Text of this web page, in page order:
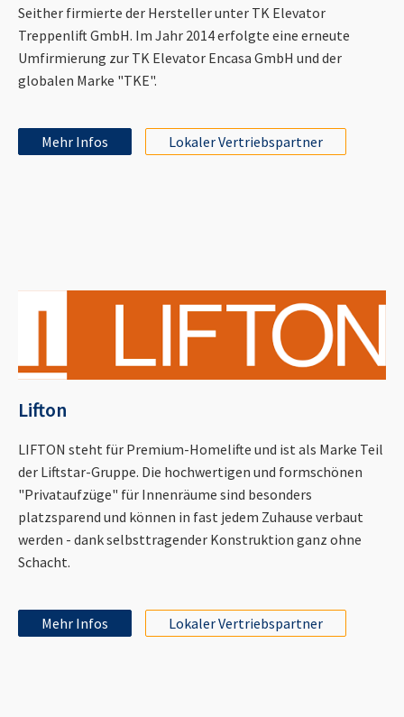
Seither firmierte der Hersteller unter TK Elevator
Treppenlift GmbH. Im Jahr 2014 erfolgte eine erneute
Umfirmierung zur TK Elevator Encasa GmbH und der
globalen Marke "TKE".
Mehr Infos Lokaler Vertriebspartner
Lifton
LIFTON steht für Premium-Homelifte und ist als Marke Teil
der Liftstar-Gruppe. Die hochwertigen und formschönen
"Privataufzüge" für Innenräume sind besonders
platzsparend und können in fast jedem Zuhause verbaut
werden - dank selbsttragender Konstruktion ganz ohne
Schacht.
Mehr Infos Lokaler Vertriebspartner